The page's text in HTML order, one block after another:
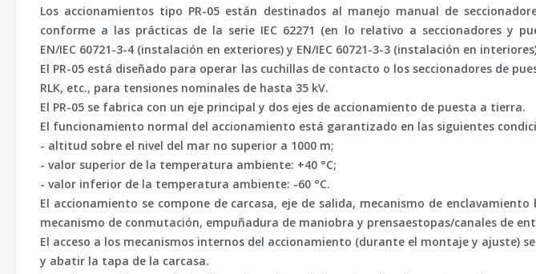
Los accionamientos tipo PR-05 están destinados al manejo manual de
conforme a las prácticas de la serie IEC 62271 (en lo relativo a seccionadores y
EN/IEC 60721-3-4 (instalación en exteriores) y EN/IEC 60721-3-3 (instalación en
El PR-05 está diseñado para operar las cuchillas de contacto o los seccionadores de
RLK, etc., para tensiones nominales de hasta 35 kV.
El PR-05 se fabrica con un eje principal y dos ejes de accionamiento de puesta a tierra.
El funcionamiento normal del accionamiento está garantizado en las siguientes
- altitud sobre el nivel del mar no superior a 1000 m;
- valor superior de la temperatura ambiente: +40 °C;
- valor inferior de la temperatura ambiente: -60 °C.
El accionamiento se compone de carcasa, eje de salida, mecanismo de
mecanismo de conmutación, empuñadura de maniobra y prensaestopas/canales de
El acceso a los mecanismos internos del accionamiento (durante el montaje y ajuste)
y abatir la tapa de la carcasa.